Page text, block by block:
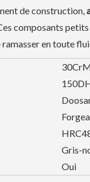
de construction,
composants
en toute
Gris-
Oui